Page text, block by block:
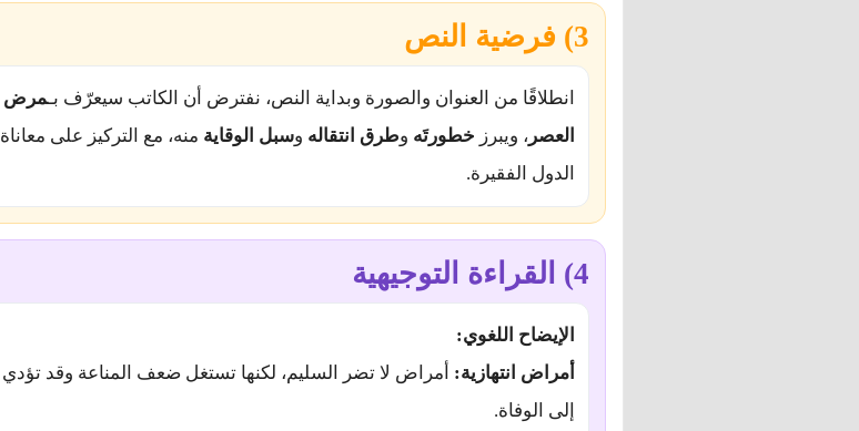
3) فرضية النص
انطلاقًا من العنوان والصورة وبداية النص، نفترض أن الكاتب سيعرّف بـمرض
العصر ، ويبرز خطورتَه وطرق انتقاله وسبل الوقاية منه، مع التركيز على معاناة
الدول الفقيرة.
4) القراءة التوجيهية
الإيضاح اللغوي:
أمراض انتهازية: أمراض لا تضر السليم، لكنها تستغل ضعف المناعة وقد تؤدي
إلى الوفاة.